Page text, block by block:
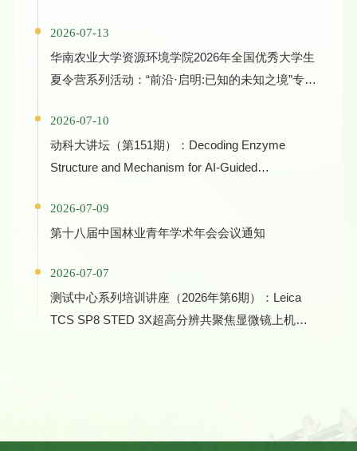
2026-07-13
华南农业大学资源环境学院2026年全国优秀大学生
夏令营系列活动：“前沿·启明:已知的未知之境”专家
2026-07-10
动科大讲坛（第151期）：Decoding Enzyme
Structure and Mechanism for AI-Guided
Manufacturing
2026-07-09
第十八届中国林业青年学术年会会议通知
2026-07-07
测试中心系列培训讲座（2026年第6期）：Leica
TCS SP8 STED 3X超高分辨共聚焦显微镜上机培